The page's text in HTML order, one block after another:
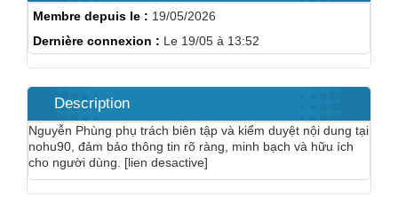
Membre depuis le : 19/05/2026
Dernière connexion : Le 19/05 à 13:52
Description
Nguyễn Phùng phụ trách biên tập và kiểm duyệt nội dung tại
nohu90, đảm bảo thông tin rõ ràng, minh bạch và hữu ích
cho người dùng. [lien desactive]